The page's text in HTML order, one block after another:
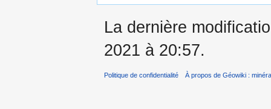
La dernière
2021 à 20:57.
Politique de confidentialité À propos de Géowiki :